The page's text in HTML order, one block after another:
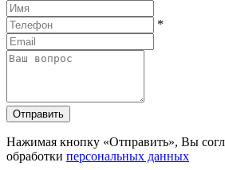
*
Отправить
Нажимая кнопку «Отправить», Вы
обработки персональных данных